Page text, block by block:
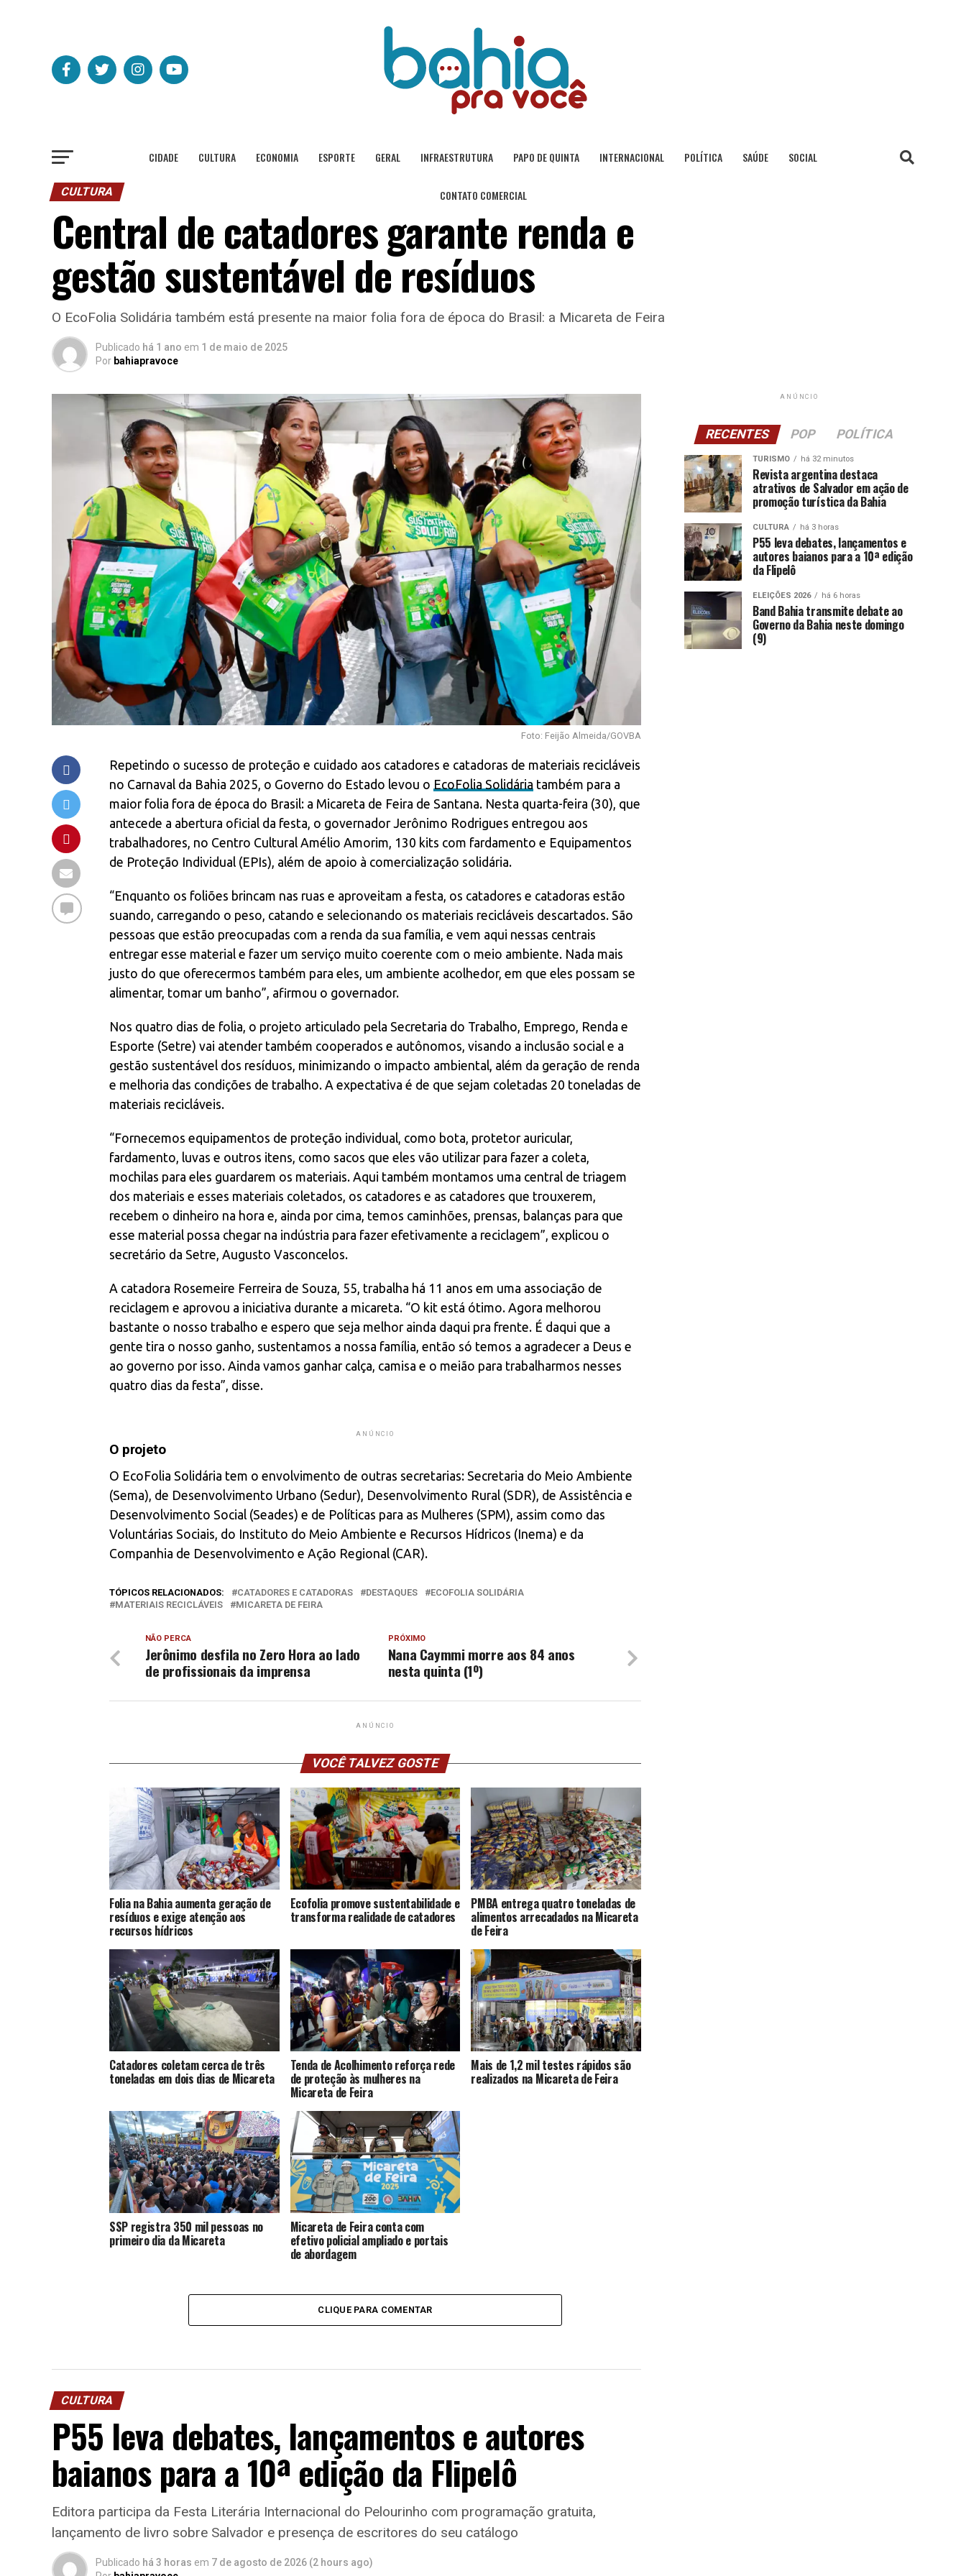
CIDADE CULTURA ECONOMIA ESPORTE GERAL INFRAESTRUTURA PAPO DE QUINTA INTERNACIONAL POLÍTICA SAÚDE SOCIAL
CONTATO COMERCIAL
CULTURA
Central de catadores garante renda e
gestão sustentável de resíduos
O EcoFolia Solidária também está presente na maior folia fora de época do Brasil: a Micareta de Feira
Publicado há 1 ano em 1 de maio de 2025
Por bahiapravoce
Foto: Feijão Almeida/GOVBA
Repetindo o sucesso de proteção e cuidado aos catadores e catadoras de materiais recicláveis
no Carnaval da Bahia 2025, o Governo do Estado levou o EcoFolia Solidária também para a
maior folia fora de época do Brasil: a Micareta de Feira de Santana. Nesta quarta-feira (30), que
antecede a abertura oficial da festa, o governador Jerônimo Rodrigues entregou aos
trabalhadores, no Centro Cultural Amélio Amorim, 130 kits com fardamento e Equipamentos
de Proteção Individual (EPIs), além de apoio à comercialização solidária.
“Enquanto os foliões brincam nas ruas e aproveitam a festa, os catadores e catadoras estão
suando, carregando o peso, catando e selecionando os materiais recicláveis descartados. São
pessoas que estão preocupadas com a renda da sua família, e vem aqui nessas centrais
entregar esse material e fazer um serviço muito coerente com o meio ambiente. Nada mais
justo do que oferecermos também para eles, um ambiente acolhedor, em que eles possam se
alimentar, tomar um banho”, afirmou o governador.
Nos quatro dias de folia, o projeto articulado pela Secretaria do Trabalho, Emprego, Renda e
Esporte (Setre) vai atender também cooperados e autônomos, visando a inclusão social e a
gestão sustentável dos resíduos, minimizando o impacto ambiental, além da geração de renda
e melhoria das condições de trabalho. A expectativa é de que sejam coletadas 20 toneladas de
materiais recicláveis.
“Fornecemos equipamentos de proteção individual, como bota, protetor auricular,
fardamento, luvas e outros itens, como sacos que eles vão utilizar para fazer a coleta,
mochilas para eles guardarem os materiais. Aqui também montamos uma central de triagem
dos materiais e esses materiais coletados, os catadores e as catadores que trouxerem,
recebem o dinheiro na hora e, ainda por cima, temos caminhões, prensas, balanças para que
esse material possa chegar na indústria para fazer efetivamente a reciclagem”, explicou o
secretário da Setre, Augusto Vasconcelos.
A catadora Rosemeire Ferreira de Souza, 55, trabalha há 11 anos em uma associação de
reciclagem e aprovou a iniciativa durante a micareta. “O kit está ótimo. Agora melhorou
bastante o nosso trabalho e espero que seja melhor ainda daqui pra frente. É daqui que a
gente tira o nosso ganho, sustentamos a nossa família, então só temos a agradecer a Deus e
ao governo por isso. Ainda vamos ganhar calça, camisa e o meião para trabalharmos nesses
quatro dias da festa”, disse.
ANÚNCIO
O projeto
O EcoFolia Solidária tem o envolvimento de outras secretarias: Secretaria do Meio Ambiente
(Sema), de Desenvolvimento Urbano (Sedur), Desenvolvimento Rural (SDR), de Assistência e
Desenvolvimento Social (Seades) e de Políticas para as Mulheres (SPM), assim como das
Voluntárias Sociais, do Instituto do Meio Ambiente e Recursos Hídricos (Inema) e da
Companhia de Desenvolvimento e Ação Regional (CAR).
TÓPICOS RELACIONADOS: CATADORES E CATADORAS DESTAQUES
ECOFOLIA SOLIDÁRIA
MATERIAIS RECICLÁVEIS
MICARETA DE FEIRA
PRÓXIMO
Nana Caymmi morre aos 84 anos
nesta quinta (1º)
NÃO PERCA
Jerônimo desfila no Zero Hora ao lado
de profissionais da imprensa
ANÚNCIO
VOCÊ TALVEZ GOSTE
Folia na Bahia aumenta geração de
resíduos e exige atenção aos
recursos hídricos
Ecofolia promove sustentabilidade e
transforma realidade de catadores
PMBA entrega quatro toneladas de
alimentos arrecadados na Micareta
de Feira
Catadores coletam cerca de três
toneladas em dois dias de Micareta
Tenda de Acolhimento reforça rede
de proteção às mulheres na
Micareta de Feira
Mais de 1,2 mil testes rápidos são
realizados na Micareta de Feira
SSP registra 350 mil pessoas no
primeiro dia da Micareta
Micareta de Feira conta com
efetivo policial ampliado e portais
de abordagem
CLIQUE PARA COMENTAR
CULTURA
P55 leva debates, lançamentos e autores
baianos para a 10ª edição da Flipelô
Editora participa da Festa Literária Internacional do Pelourinho com programação gratuita,
lançamento de livro sobre Salvador e presença de escritores do seu catálogo
Publicado há 3 horas em 7 de agosto de 2026 (2 hours ago)
ANÚNCIO
RECENTES POP POLÍTICA
TURISMO há 32 minutos
Revista argentina destaca
atrativos de Salvador em ação de
promoção turística da Bahia
CULTURA há 3 horas
P55 leva debates, lançamentos e
autores baianos para a 10ª edição
da Flipelô
ELEIÇÕES 2026 há 6 horas
Band Bahia transmite debate ao
Governo da Bahia neste domingo
(9)